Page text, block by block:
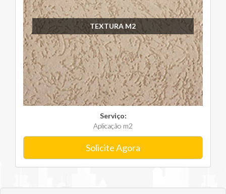
TEXTURA M2
Serviço:
Aplicação m2
Solicite Agora